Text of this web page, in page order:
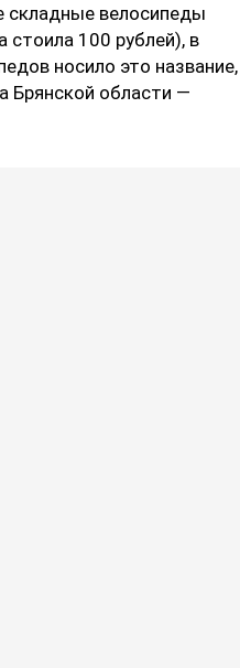
складные велосипеды
стоила 100 рублей), в
носило это название,
Брянской области —